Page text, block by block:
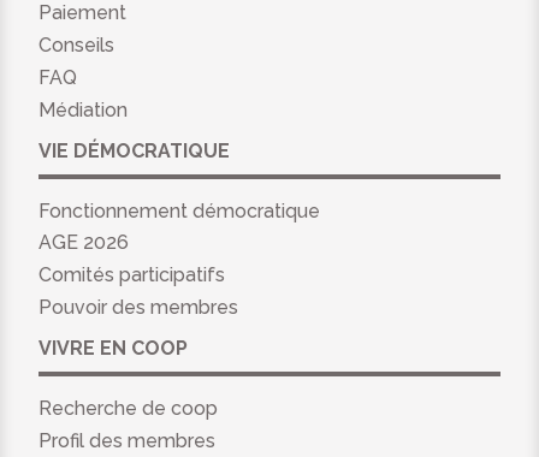
Paiement
Conseils
FAQ
Médiation
VIE DÉMOCRATIQUE
Fonctionnement démocratique
AGE 2026
Comités participatifs
Pouvoir des membres
VIVRE EN COOP
Recherche de coop
Profil des membres